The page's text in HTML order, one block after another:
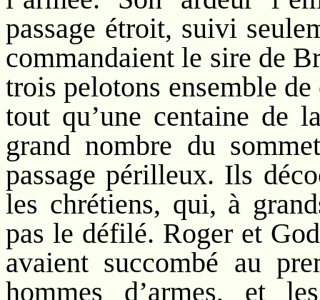
passage étroit, suivi
commandaient le sire de
trois pelotons ensemble
tout qu’une centaine de
grand nombre du
passage périlleux. Ils
les chrétiens, qui, à
pas le défilé. Roger et
avaient succombé au
hommes d’armes, et